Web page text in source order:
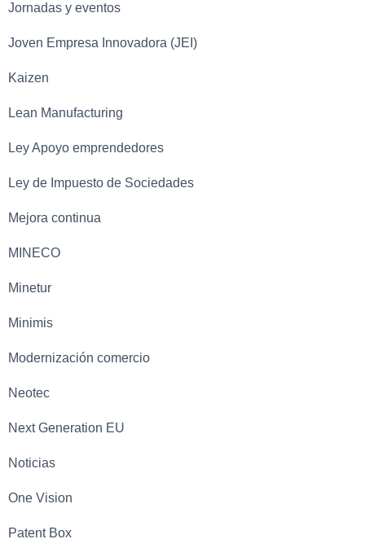
Jornadas y eventos
Joven Empresa Innovadora (JEI)
Kaizen
Lean Manufacturing
Ley Apoyo emprendedores
Ley de Impuesto de Sociedades
Mejora continua
MINECO
Minetur
Minimis
Modernización comercio
Neotec
Next Generation EU
Noticias
One Vision
Patent Box